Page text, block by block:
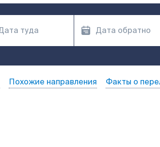
Похожие направления Факты о